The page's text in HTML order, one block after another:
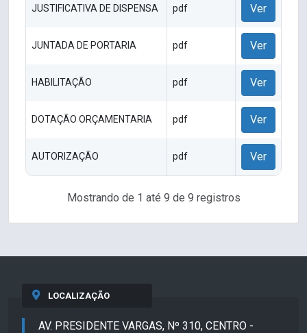
JUSTIFICATIVA DE DISPENSA pdf Ver
JUNTADA DE PORTARIA pdf Ver
HABILITAÇÃO pdf Ver
DOTAÇÃO ORÇAMENTARIA pdf Ver
AUTORIZAÇÃO pdf Ver
Mostrando de 1 até 9 de 9 registros
LOCALIZAÇÃO
AV. PRESIDENTE VARGAS, Nº 310, CENTRO -